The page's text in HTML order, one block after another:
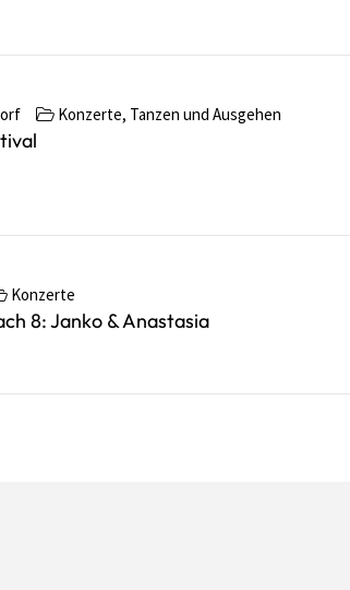
Konzerte, Tanzen und Ausgehen
Konzerte
8: Janko & Anastasia